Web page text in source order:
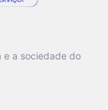
e a sociedade do